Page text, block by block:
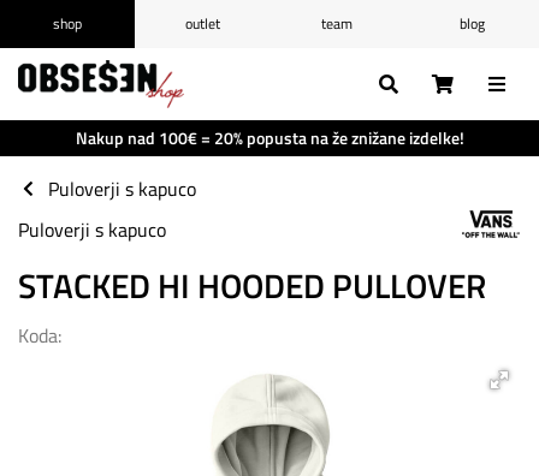
Nakup nad 100€ = 20% popusta na že znižane izdelke!
shop outlet team
blog
Prijava /Registracija
Seznam želja0
Košarica0
Puloverji s kapuco
Puloverji s kapuco
STACKED HI HOODED PULLOVER
Koda: